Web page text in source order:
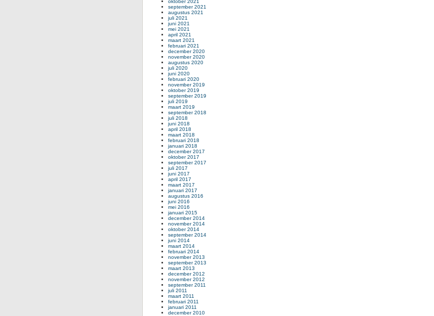
september 2021
augustus 2021
juli 2021
juni 2021
mei 2021
april 2021
maart 2021
februari 2021
december 2020
november 2020
augustus 2020
juli 2020
juni 2020
februari 2020
november 2019
oktober 2019
september 2019
juli 2019
maart 2019
september 2018
juli 2018
juni 2018
april 2018
maart 2018
februari 2018
januari 2018
december 2017
oktober 2017
september 2017
juli 2017
juni 2017
april 2017
maart 2017
januari 2017
augustus 2016
juni 2016
mei 2016
januari 2015
december 2014
november 2014
oktober 2014
september 2014
juni 2014
maart 2014
februari 2014
november 2013
september 2013
maart 2013
december 2012
november 2012
september 2011
juli 2011
maart 2011
februari 2011
januari 2011
december 2010